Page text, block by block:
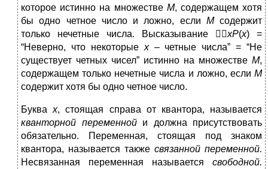
которое истинно на множестве M, содержащем хотя
бы одно четное число и ложно, если Мсодержит
только нечетные числа. Высказывание xP(x) =
“Неверно, что некоторые x– четные числа” = “Не
существует четных чисел” истинно на множестве M,
содержащем только нечетные числа и ложно, если М
содержит хотя бы одно четное число.
Букваx, стоящая справа от квантора, называется
кванторной переменнойи должна присутствовать
обязательно. Переменная, стоящая под знаком
квантора, называется также связанной переменной.
Несвязанная переменная называется свободной.